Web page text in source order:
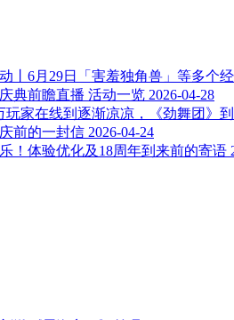
丨6月29日「害羞独角兽」等多个
典前瞻直播 活动一览 2026-04-28
玩家在线到逐渐凉凉，《劲舞团》
前的一封信 2026-04-24
！体验优化及18周年到来前的寄语